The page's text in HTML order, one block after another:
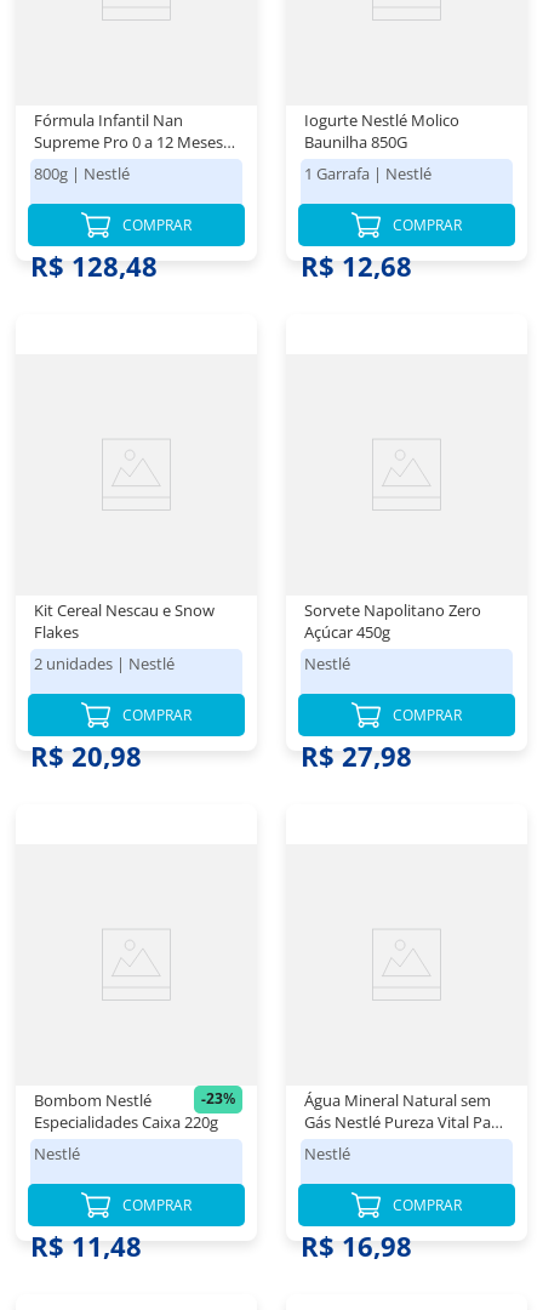
Fórmula Infantil Nan
Supreme Pro 0 a 12 Meses
800g
800g | Nestlé
R$ 128,48
COMPRAR
Iogurte Nestlé Molico
Baunilha 850G
1 Garrafa | Nestlé
R$ 12,68
COMPRAR
Kit Cereal Nescau e Snow
Flakes
2 unidades | Nestlé
R$ 20,98
COMPRAR
Sorvete Napolitano Zero
Açúcar 450g
Nestlé
R$ 27,98
COMPRAR
-23%
Bombom Nestlé
Especialidades Caixa 220g
Nestlé
R$ 14,98
R$ 11,48
COMPRAR
Água Mineral Natural sem
Gás Nestlé Pureza Vital Pack
6 Unidades 1,5l Cada
Nestlé
R$ 16,98
COMPRAR